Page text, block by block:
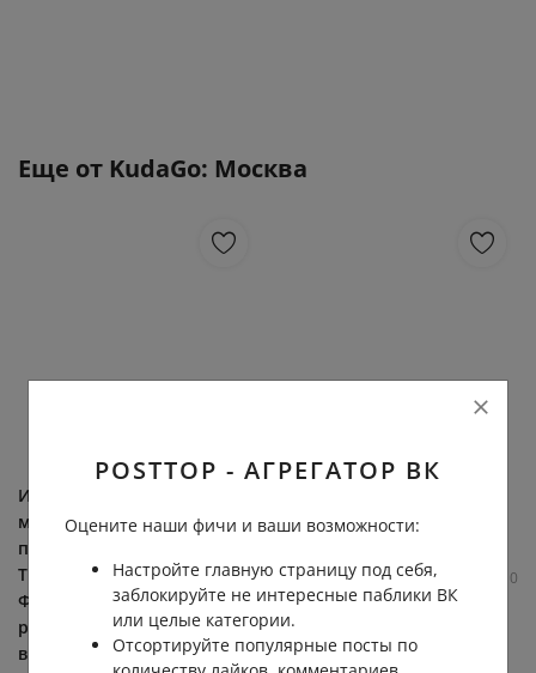
Еще от KudaGo: Москва
Искусство оманских
мастеров,
предшественники Павла
Третьякова, колоритная
Фрида Кало —
рассказываем, какими
выставками...
без...
4.7К 0.0К 0
POSTTOP - АГРЕГАТОР ВК
Оцените наши фичи и ваши возможности:
Настройте главную страницу под себя,
заблокируйте не интересные паблики ВК
или целые категории.
Отсортируйте популярные посты по